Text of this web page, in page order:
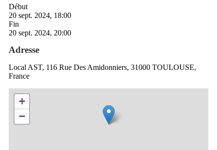
Début
20 sept. 2024, 18:00
Fin
20 sept. 2024, 20:00
Adresse
Local AST, 116 Rue Des Amidonniers, 31000 TOULOUSE,
France
+
−